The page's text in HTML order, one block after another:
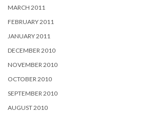
MARCH 2011
FEBRUARY 2011
JANUARY 2011
DECEMBER 2010
NOVEMBER 2010
OCTOBER 2010
SEPTEMBER 2010
AUGUST 2010